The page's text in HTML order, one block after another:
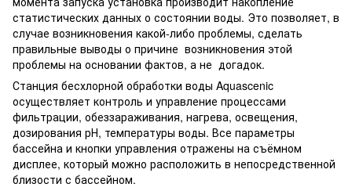
статистических данных о состоянии воды. Это позволяет, в
случае возникновения какой-либо проблемы, сделать
правильные выводы о причине возникновения этой
проблемы на основании фактов, а не догадок.
Станция бесхлорной обработки воды Aquascenic
осуществляет контроль и управление процессами
фильтрации, обеззараживания, нагрева, освещения,
дозирования рН, температуры воды. Все параметры
бассейна и кнопки управления отражены на съёмном
дисплее, который можно расположить в непосредственной
близости с бассейном.